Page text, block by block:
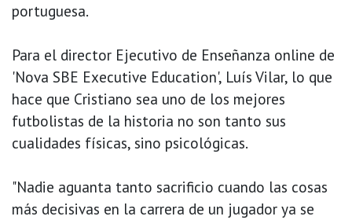
portuguesa.
Para el director Ejecutivo de Enseñanza online de
'Nova SBE Executive Education', Luís Vilar, lo que
hace que Cristiano sea uno de los mejores
futbolistas de la historia no son tanto sus
cualidades físicas, sino psicológicas.
"Nadie aguanta tanto sacrificio cuando las cosas
más decisivas en la carrera de un jugador ya se